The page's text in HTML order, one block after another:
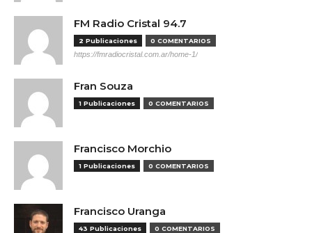
FM Radio Cristal 94.7
2 Publicaciones 0 COMENTARIOS
https://fmradiocristal.com.ar/home-1/
Fran Souza
1 Publicaciones 0 COMENTARIOS
Francisco Morchio
1 Publicaciones 0 COMENTARIOS
Francisco Uranga
43 Publicaciones 0 COMENTARIOS